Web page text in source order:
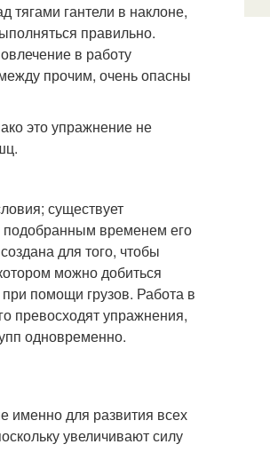
гантели в наклоне,
правильно.
в работу
прочим, очень опасны
это упражнение не
существует
подобранным временем его
для того, чтобы
можно добиться
при помощи грузов. Работа в
превосходят упражнения,
одновременно.
именно для развития всех
увеличивают силу